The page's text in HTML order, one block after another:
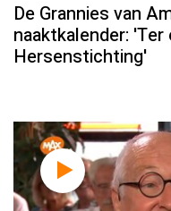
De Grannies van
naaktkalender:
Hersenstichting'